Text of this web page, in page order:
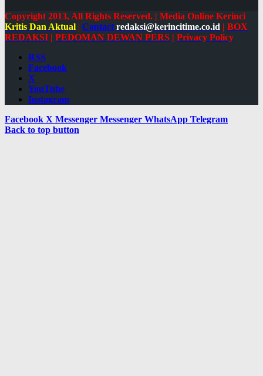
Copyright 2013, All Rights Reserved. | Media Online Kerinci
Kritis Dan Aktual | Contact redaksi@kerincitime.co.id | BOX
REDAKSI | PEDOMAN DEWAN PERS | Privacy Policy
RSS
Facebook
X
YouTube
Instagram
Facebook X Messenger Messenger WhatsApp Telegram
Back to top button